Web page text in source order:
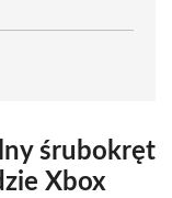
śrubokręt
Xbox